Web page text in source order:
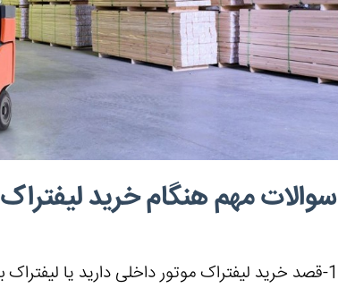
سوالات مهم هنگام خرید لیفتراک